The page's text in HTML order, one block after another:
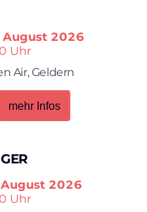
August 2026
Uhr
Air,Geldern
mehr Infos
2026
Uhr